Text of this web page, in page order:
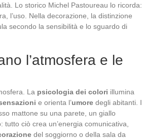
Lo storico Michel Pastoureau lo ricorda:
l’uso. Nella decorazione, la distinzione
secondo la sensibilità e lo sguardo di
l’atmosfera e le
La psicologia dei colori illumina
e orienta l’umore degli abitanti. I
mattone su una parete, un giallo
ciò crea un’energia comunicativa,
del soggiorno o della sala da